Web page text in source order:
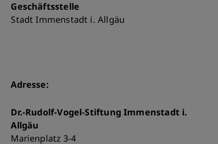
Geschäftsstelle
Stadt Immenstadt i. Allgäu
Adresse:
Dr.-Rudolf-Vogel-Stiftung Immenstadt i.
Allgäu
Marienplatz 3-4